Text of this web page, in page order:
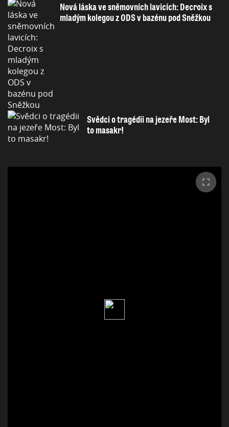
Nová láska ve sněmovních lavicích: Decroix s
mladým kolegou z ODS v bazénu pod Sněžkou
Svědci o tragédii na jezeře Most: Byl
to masakr!